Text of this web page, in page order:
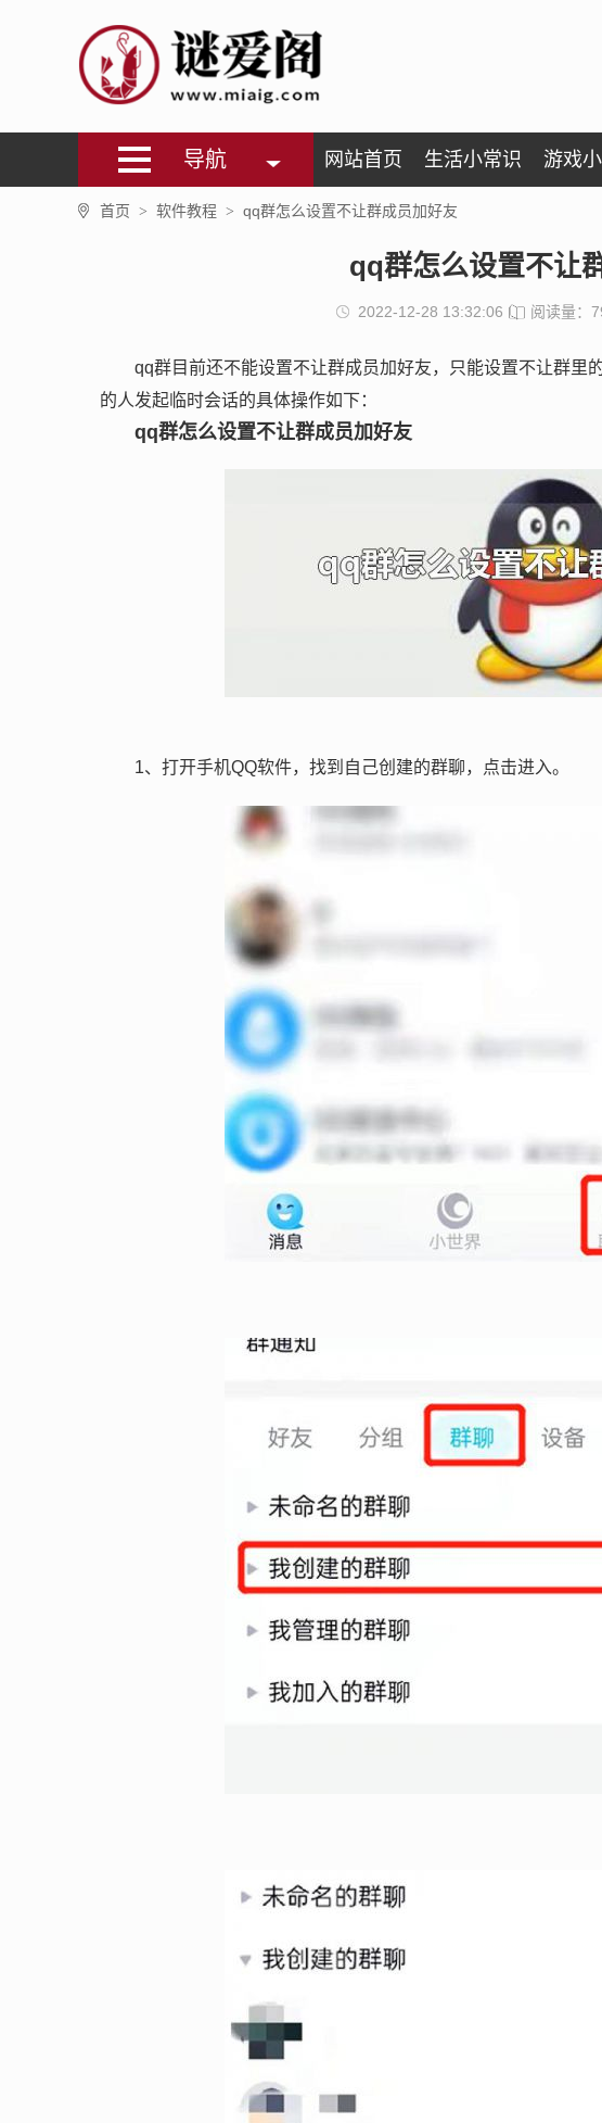
导航 网站首页 生活小常识 游戏
首页 > 软件教程 > qq群怎么设置不让群成员加好友
qq群怎么设置不让
2022-12-28 13:32:06 阅读量：
qq群目前还不能设置不让群成员加好友，只能设置不让群里
的人发起临时会话的具体操作如下：
qq群怎么设置不让群成员加好友
1、打开手机QQ软件，找到自己创建的群聊，点击进入。